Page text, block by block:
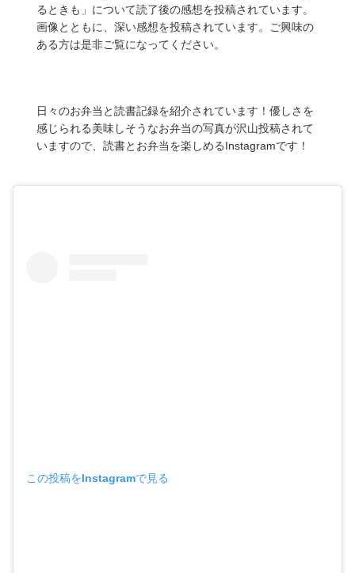
るときも」について読了後の感想を投稿されています。
画像とともに、深い感想を投稿されています。ご興味の
ある方は是非ご覧になってください。
日々のお弁当と読書記録を紹介されています！優しさを
感じられる美味しそうなお弁当の写真が沢山投稿されて
いますので、読書とお弁当を楽しめるInstagramです！
この投稿をInstagramで見る